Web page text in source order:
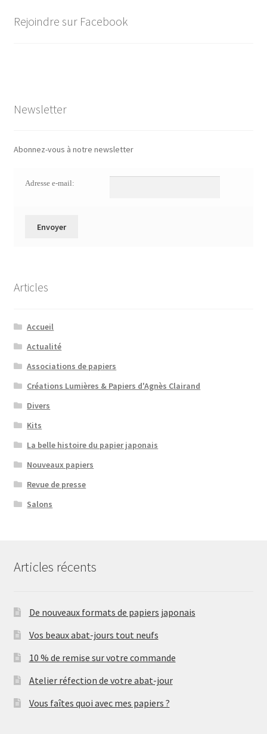
Rejoindre sur Facebook
Newsletter
Abonnez-vous à notre newsletter
Adresse e-mail:
Articles
Accueil
Actualité
Associations de papiers
Créations Lumières & Papiers d'Agnès Clairand
Divers
Kits
La belle histoire du papier japonais
Nouveaux papiers
Revue de presse
Salons
Articles récents
De nouveaux formats de papiers japonais
Vos beaux abat-jours tout neufs
10 % de remise sur votre commande
Atelier réfection de votre abat-jour
Vous faîtes quoi avec mes papiers ?